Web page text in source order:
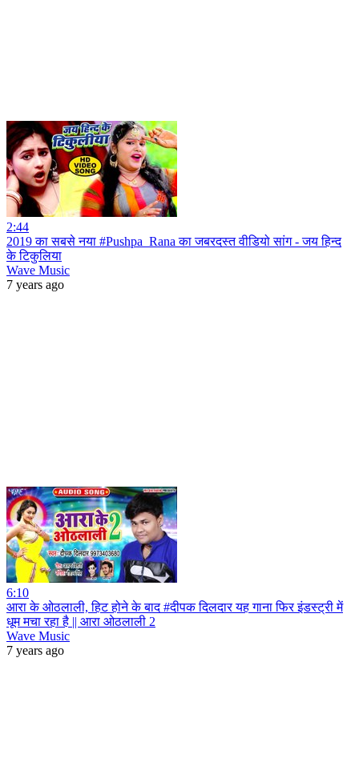
2:44
2019 का सबसे नया #Pushpa_Rana का जबरदस्त वीडियो सांग - जय हिन्द
के टिकुलिया
Wave Music
7 years ago
6:10
आरा के ओठलाली, हिट होने के बाद #दीपक दिलदार यह गाना फिर इंडस्ट्री में
धूम मचा रहा है || आरा ओठलाली 2
Wave Music
7 years ago